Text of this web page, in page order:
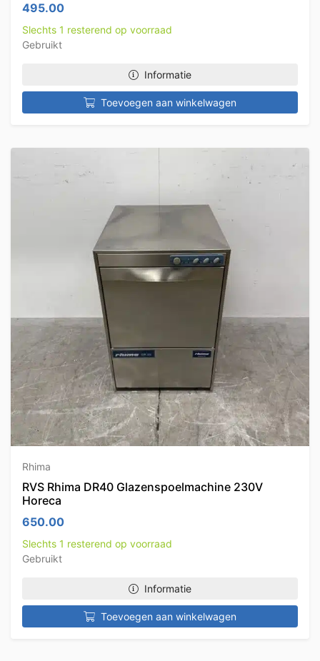
495.00
Slechts 1 resterend op voorraad
Gebruikt
Informatie
Toevoegen aan winkelwagen
Rhima
RVS Rhima DR40 Glazenspoelmachine 230V
Horeca
650.00
Slechts 1 resterend op voorraad
Gebruikt
Informatie
Toevoegen aan winkelwagen